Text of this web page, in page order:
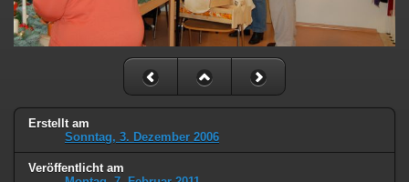
Erstellt am
Sonntag, 3. Dezember 2006
Veröffentlicht am